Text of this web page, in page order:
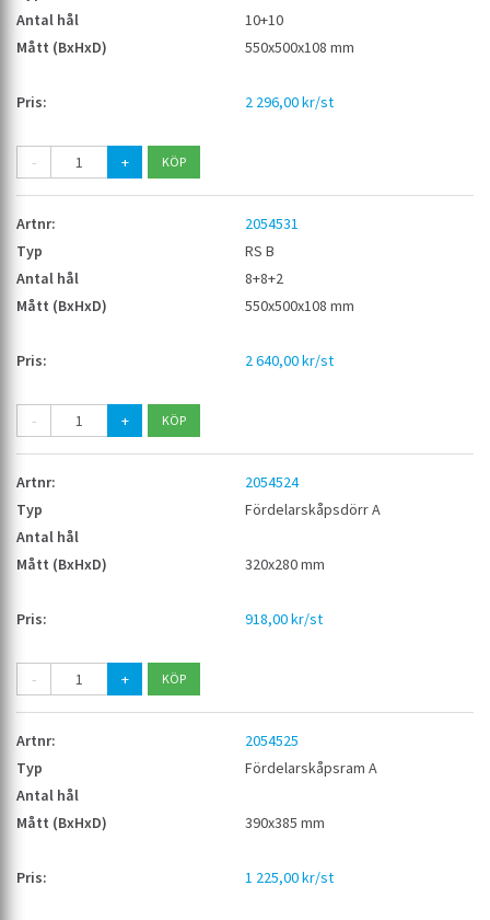
10+10
550x500x108 mm
2 296,00 kr/st
- +
2054531
RS B
8+8+2
550x500x108 mm
2 640,00 kr/st
- +
2054524
Fördelarskåpsdörr A
320x280 mm
918,00 kr/st
- +
2054525
Fördelarskåpsram A
390x385 mm
1 225,00 kr/st